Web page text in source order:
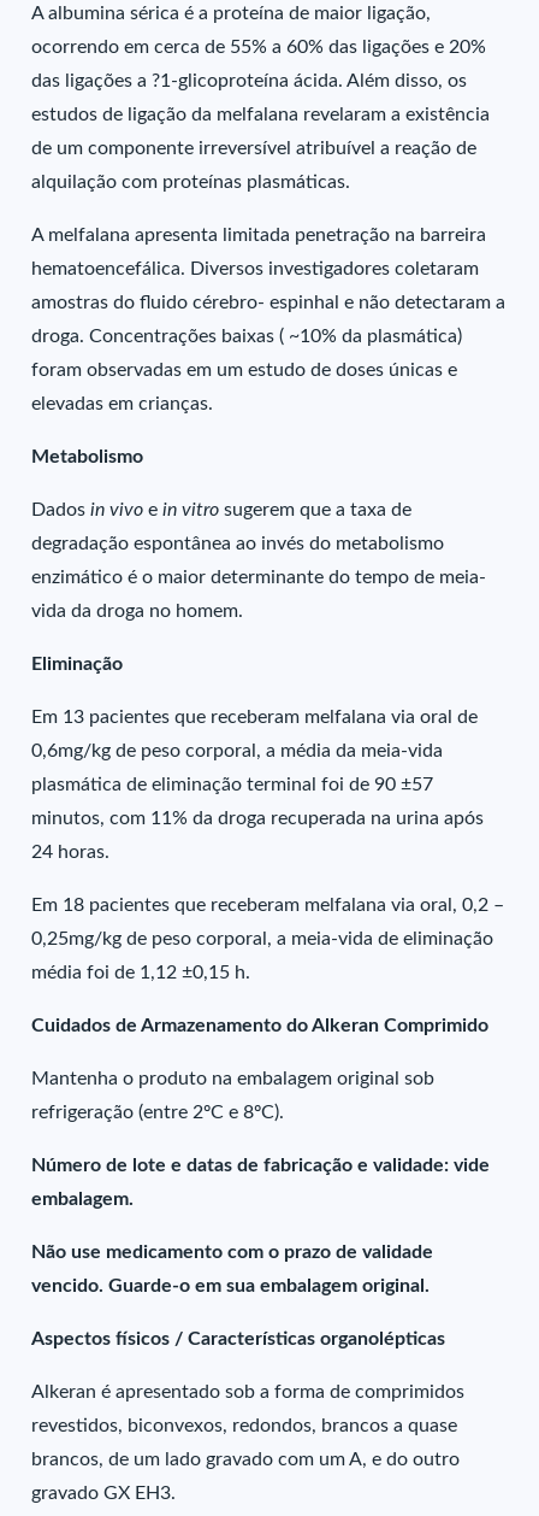
A albumina sérica é a proteína de maior ligação,
ocorrendo em cerca de 55% a 60% das ligações e 20%
das ligações a ?1-glicoproteína ácida. Além disso, os
estudos de ligação da melfalana revelaram a existência
de um componente irreversível atribuível a reação de
alquilação com proteínas plasmáticas.
A melfalana apresenta limitada penetração na barreira
hematoencefálica. Diversos investigadores coletaram
amostras do fluido cérebro- espinhal e não detectaram a
droga. Concentrações baixas ( ~10% da plasmática)
foram observadas em um estudo de doses únicas e
elevadas em crianças.
Metabolismo
Dados in vivo ein vitro sugerem que a taxa de
degradação espontânea ao invés do metabolismo
enzimático é o maior determinante do tempo de meia-
vida da droga no homem.
Eliminação
Em 13 pacientes que receberam melfalana via oral de
0,6mg/kg de peso corporal, a média da meia-vida
plasmática de eliminação terminal foi de 90 ±57
minutos, com 11% da droga recuperada na urina após
24 horas.
Em 18 pacientes que receberam melfalana via oral, 0,2 –
0,25mg/kg de peso corporal, a meia-vida de eliminação
média foi de 1,12 ±0,15 h.
Cuidados de Armazenamento do Alkeran Comprimido
Mantenha o produto na embalagem original sob
refrigeração (entre 2ºC e 8ºC).
Número de lote e datas de fabricação e validade: vide
embalagem.
Não use medicamento com o prazo de validade
vencido. Guarde-o em sua embalagem original.
Aspectos físicos / Características organolépticas
Alkeran é apresentado sob a forma de comprimidos
revestidos, biconvexos, redondos, brancos a quase
brancos, de um lado gravado com um A, e do outro
gravado GX EH3.